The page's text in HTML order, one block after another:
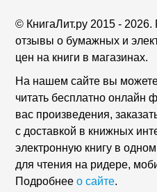
© КнигаЛит.ру 2015 - 2026.
отзывы о бумажных и
цен на книги в магазинах.
На нашем сайте вы можете
читать бесплатно онлайн
вас произведения,
с доставкой в книжных
электронную книгу в
для чтения на ридере,
Подробнеео сайте.